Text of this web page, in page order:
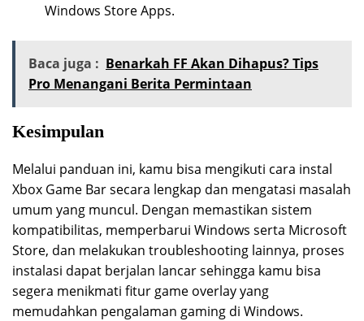
Windows Store Apps.
Baca juga : Benarkah FF Akan Dihapus? Tips
Pro Menangani Berita Permintaan
Kesimpulan
Melalui panduan ini, kamu bisa mengikuti cara instal
Xbox Game Bar secara lengkap dan mengatasi masalah
umum yang muncul. Dengan memastikan sistem
kompatibilitas, memperbarui Windows serta Microsoft
Store, dan melakukan troubleshooting lainnya, proses
instalasi dapat berjalan lancar sehingga kamu bisa
segera menikmati fitur game overlay yang
memudahkan pengalaman gaming di Windows.